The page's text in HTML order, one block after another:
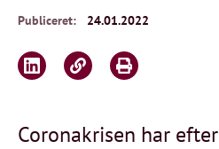
Publiceret: 24.01.2022
Coronakrisen har